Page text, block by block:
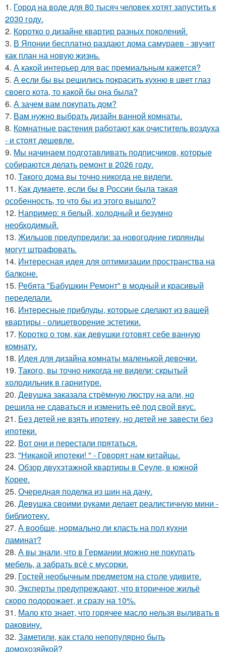
1. Город на воде для 80 тысяч человек хотят запустить к
2030 году.
2. Коротко о дизайне квартир разных поколений.
3. В Японии бесплатно раздают дома самураев - звучит
как план на новую жизнь.
4. А какой интерьер для вас премиальным кажется?
5. А если бы вы решились покрасить кухню в цвет глаз
своего кота, то какой бы она была?
6. А зачем вам покупать дом?
7. Вам нужно выбрать дизайн ванной комнаты.
8. Комнатные растения работают как очиститель воздуха
- и стоят дешевле.
9. Мы начинаем подготавливать подписчиков, которые
собираются делать ремонт в 2026 году.
10. Такого дома вы точно никогда не видели.
11. Как думаете, если бы в России была такая
особенность, то что бы из этого вышло?
12. Например: я белый, холодный и безумно
необходимый.
13. Жильцов предупредили: за новогодние гирлянды
могут штрафовать.
14. Интересная идея для оптимизации пространства на
балконе.
15. Ребята "Бабушкин Ремонт" в модный и красивый
переделали.
16. Интересные приблуды, которые сделают из вашей
квартиры - олицетворение эстетики.
17. Коротко о том, как девушки готовят себе ванную
комнату.
18. Идея для дизайна комнаты маленькой девочки.
19. Такого, вы точно никогда не видели: скрытый
холодильник в гарнитуре.
20. Девушка заказала стрёмную люстру на али, но
решила не сдаваться и изменить её под свой вкус.
21. Без детей не взять ипотеку, но детей не завести без
ипотеки.
22. Вот они и перестали прятаться.
23. "Никакой ипотеки! " - Говорят нам китайцы.
24. Обзор двухэтажной квартиры в Сеуле, в южной
Корее.
25. Очередная поделка из шин на дачу.
26. Девушка своими руками делает реалистичную мини -
библиотеку.
27. А вообще, нормально ли класть на пол кухни
ламинат?
28. А вы знали, что в Германии можно не покупать
мебель, а забрать всё с мусорки.
29. Гостей необычным предметом на столе удивите.
30. Эксперты предупреждают, что вторичное жильё
скоро подорожает, и сразу на 10%.
31. Мало кто знает, что горячее масло нельзя выливать в
раковину.
32. Заметили, как стало непопулярно быть
домохозяйкой?